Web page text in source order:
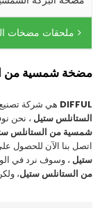
ملحقات مضخات
مضخة شمسية من
DIFFUL هي شركة
الستانلس ستيل ، نحن
شمسية من الستانلس
اتصل بنا الآن للحصول
ستيل ، وسوف نرد في
من الستانلس ستيل،